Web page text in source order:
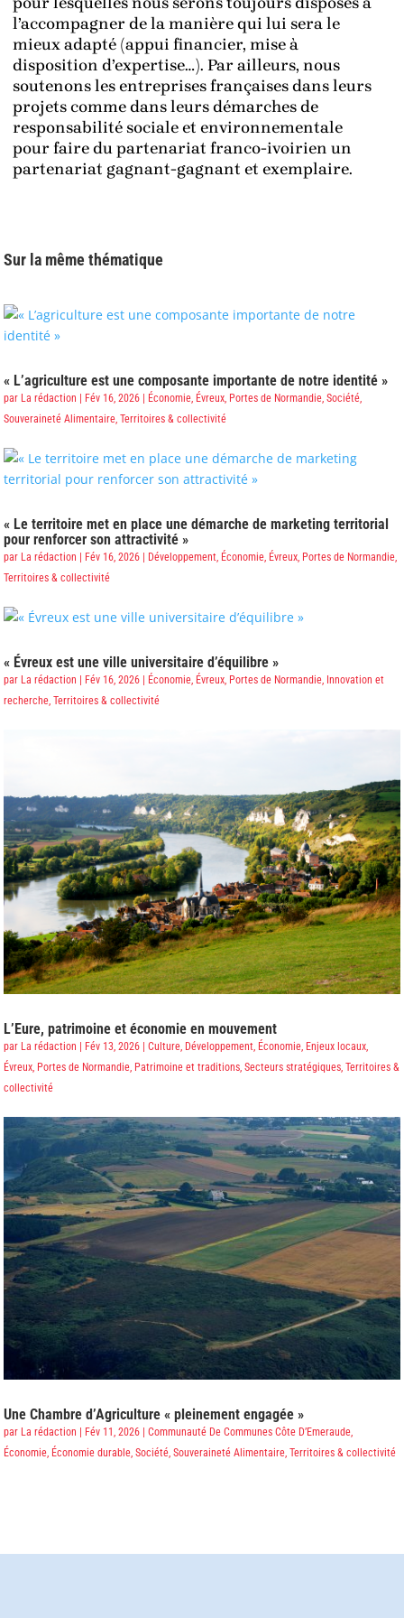
l’accompagner de la manière qui lui sera le
mieux adapté (appui financier, mise à
disposition d’expertise…). Par ailleurs, nous
soutenons les entreprises françaises dans leurs
projets comme dans leurs démarches de
responsabilité sociale et environnementale
pour faire du partenariat franco-ivoirien un
partenariat gagnant-gagnant et exemplaire.
Sur la même thématique
« L’agriculture est une composante importante de notre identité »
par La rédaction Fév 16, 2026 Économie, Évreux, Portes de Normandie,Société,
Souveraineté Alimentaire,Territoires & collectivité
« Le territoire met en place une démarche de marketing territorial
pour renforcer son attractivité »
par La rédaction Fév 16, 2026 Développement, Économie, Évreux, Portes de Normandie,
Territoires & collectivité
« Évreux est une ville universitaire d’équilibre »
par La rédaction Fév 16, 2026 Économie, Évreux, Portes de Normandie, Innovation et
recherche,Territoires & collectivité
L’Eure, patrimoine et économie en mouvement
par La rédaction | Fév 13, 2026 |Culture Développement Économie Enjeux locaux
Évreux, Portes de Normandie Patrimoine et traditions ,Secteurs stratégiques ,Territoires &
collectivité
Une Chambre d’Agriculture « pleinement engagée »
par La rédaction Fév 11, 2026 |Communauté De Communes Côte D’Emeraude,
Économie, Économie durable,Société,Souveraineté Alimentaire,Territoires & collectivité